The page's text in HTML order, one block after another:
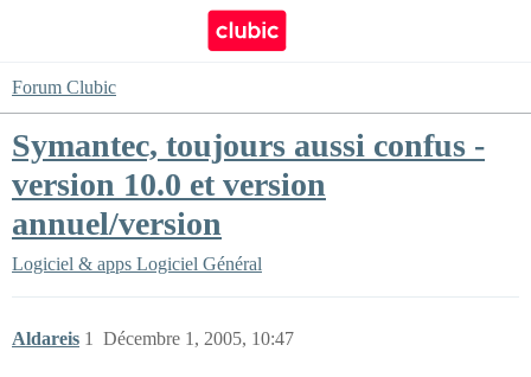
Forum Clubic
Symantec, toujours aussi confus -
version 10.0 et version
annuel/version
Logiciel & apps Logiciel Général
Aldareis Décembre 1, 2005, 10:47
1